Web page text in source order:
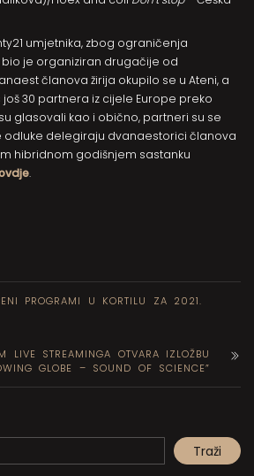
umjetnika, zbog ograničenja
je organiziran drugačije od
članova žirija okupilo se u Ateni, a
30 partnera iz cijele Europe preko
glasovali kao i obično, partneri su se
delegiraju dvanaestorici članova
hibridnom godišnjem sastanku
.
PROGRAMI U KORTILU ZA 2021.
LIVE STREAMINGA OTVARA IZLOŽBU
GLOBE – SOUND OF SCIENCE”
Traži